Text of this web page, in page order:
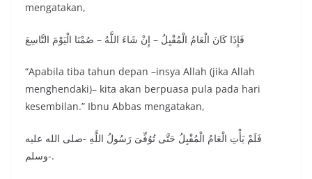
mengatakan,
فَإِذَا كَانَ الْعَامُ الْمُقْبِلُ – إِنْ شَاءَ اللَّهُ – صُمْنَا الْيَوْمَ التَّاسِعَ
“Apabila tiba tahun depan –insya Allah (jika Allah
menghendaki)– kita akan berpuasa pula pada hari
kesembilan.” Ibnu Abbas mengatakan,
فَلَمْ يَأْتِ الْعَامُ الْمُقْبِلُ حَتَّى تُوُفِّىَ رَسُولُ اللَّهِ -صلى الله عليه
وسلم-.